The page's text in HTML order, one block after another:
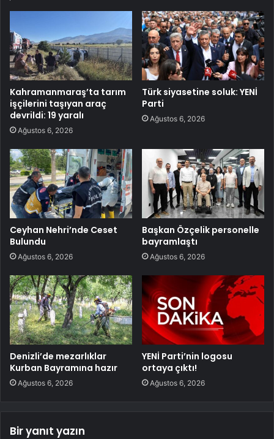
Kahramanmaraş’ta tarım
işçilerini taşıyan araç
devrildi: 19 yaralı
Ağustos 6, 2026
Türk siyasetine soluk: YENİ
Parti
Ağustos 6, 2026
Ceyhan Nehri’nde Ceset
Bulundu
Ağustos 6, 2026
Başkan Özçelik personelle
bayramlaştı
Ağustos 6, 2026
Denizli’de mezarlıklar
Kurban Bayramına hazır
Ağustos 6, 2026
YENİ Parti’nin logosu
ortaya çıktı!
Ağustos 6, 2026
Bir yanıt yazın